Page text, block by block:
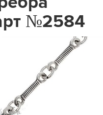
№2584